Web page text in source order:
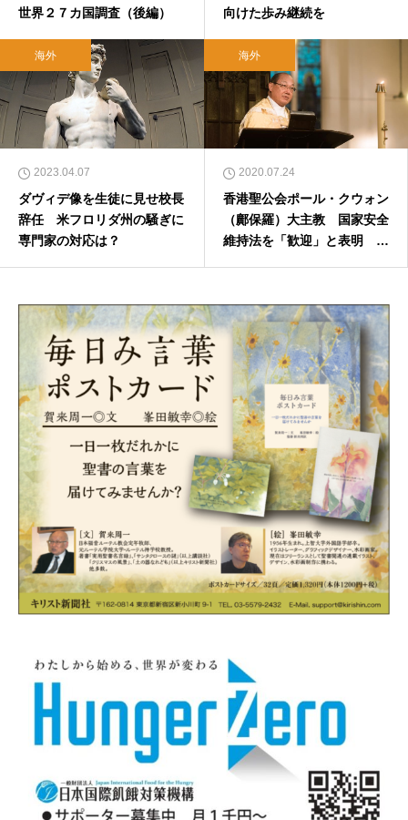
世界２７カ国調査（後編）
向けた歩み継続を
海外
2023.04.07
ダヴィデ像を生徒に見せ校長
辞任 米フロリダ州の騒ぎに
専門家の対応は？
海外
2020.07.24
香港聖公会ポール・クウォン
（鄺保羅）大主教 国家安全
維持法を「歓迎」と表明 2